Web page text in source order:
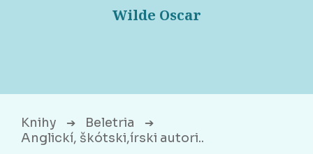
Wilde Oscar
Knihy ➔ Beletria ➔
Anglickí, škótski,írski autori..